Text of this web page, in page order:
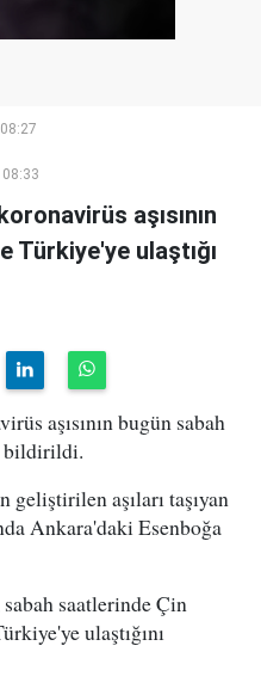
aşısının
Türkiye'ye ulaştığı
aşısının bugün sabah
bildirildi.
aşıları taşıyan
Ankara'daki Esenboğa
saatlerinde Çin
ulaştığını